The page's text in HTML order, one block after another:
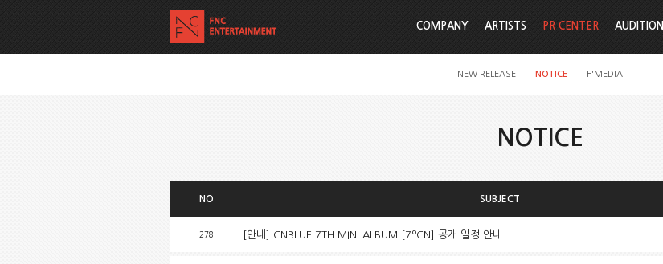
COMPANY ARTISTS PR CENTER
NEW RELEASE NOTICE F'MEDIA
AUDITION
NOTICE
NO SUBJECT
278 [안내] CNBLUE 7TH MINI ALBUM [7ºCN] 공개 일정 안내